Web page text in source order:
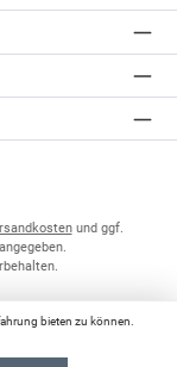
und ggf.
bieten zu können.